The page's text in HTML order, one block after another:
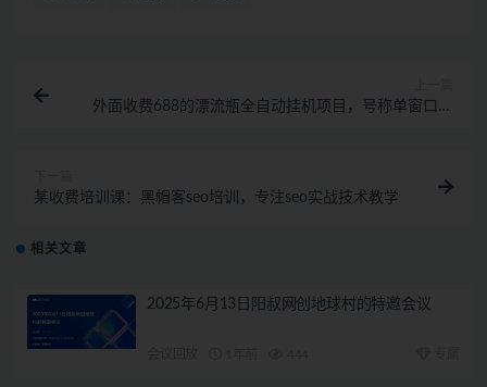
外面收费688的漂流瓶全自动挂机项目，号称单窗口稳
某收费培训课：黑帽客seo培训，专注seo实战技术教学
相关文章
2025年6月13日阳叔网创地球村的特邀会议